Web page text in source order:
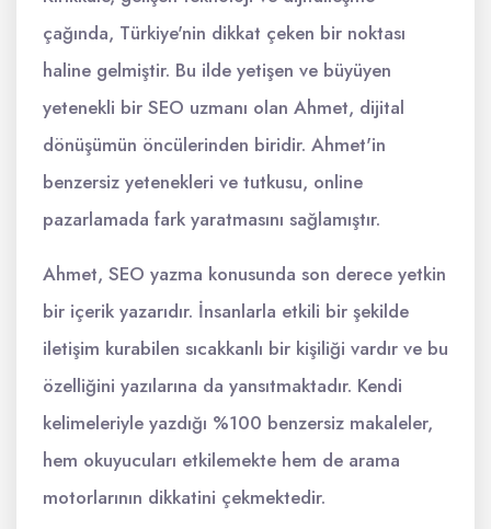
çağında, Türkiye'nin dikkat çeken bir noktası
haline gelmiştir. Bu ilde yetişen ve büyüyen
yetenekli bir SEO uzmanı olan Ahmet, dijital
dönüşümün öncülerinden biridir. Ahmet'in
benzersiz yetenekleri ve tutkusu, online
pazarlamada fark yaratmasını sağlamıştır.
Ahmet, SEO yazma konusunda son derece yetkin
bir içerik yazarıdır. İnsanlarla etkili bir şekilde
iletişim kurabilen sıcakkanlı bir kişiliği vardır ve bu
özelliğini yazılarına da yansıtmaktadır. Kendi
kelimeleriyle yazdığı %100 benzersiz makaleler,
hem okuyucuları etkilemekte hem de arama
motorlarının dikkatini çekmektedir.